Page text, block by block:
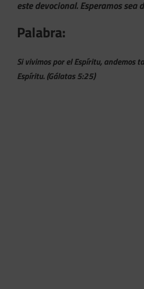
este devocional. Esperamos sea
Palabra:
Si vivimos por el Espíritu, andemos
Espíritu. (Gálatas 5:25)